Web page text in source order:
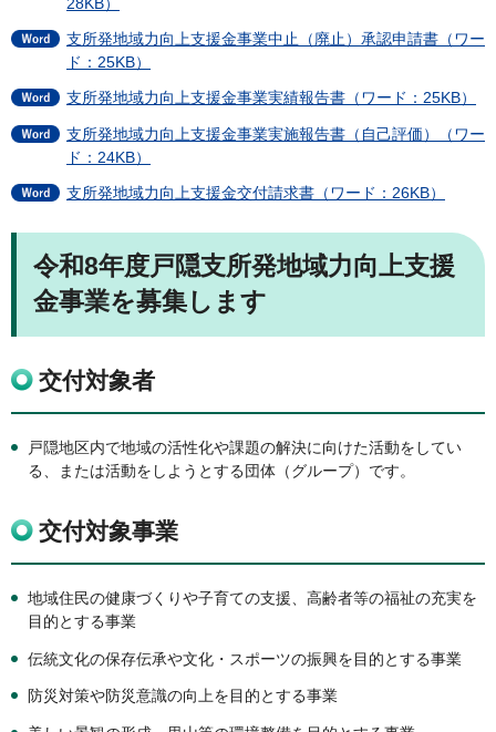
支所発地域力向上支援金事業中止（廃止）承認申請書（ワー
ド：25KB）
支所発地域力向上支援金事業実績報告書（ワード：25KB）
支所発地域力向上支援金事業実施報告書（自己評価）（ワー
ド：24KB）
支所発地域力向上支援金交付請求書（ワード：26KB）
令和8年度戸隠支所発地域力向上支援
金事業を募集します
交付対象者
戸隠地区内で地域の活性化や課題の解決に向けた活動をしてい
る、または活動をしようとする団体（グループ）です。
交付対象事業
地域住民の健康づくりや子育ての支援、高齢者等の福祉の充実を
目的とする事業
伝統文化の保存伝承や文化・スポーツの振興を目的とする事業
防災対策や防災意識の向上を目的とする事業